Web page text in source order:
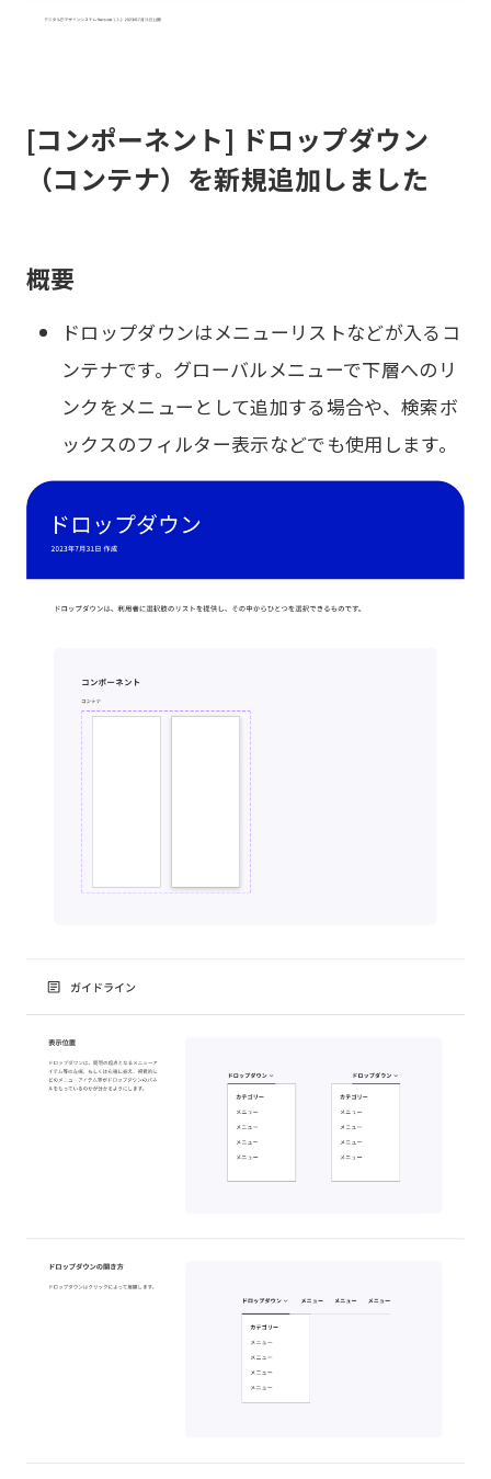
[コンポーネント] ドロップダウン
（コンテナ）を新規追加しました
概要
ドロップダウンはメニューリストなどが入るコ
ンテナです。グローバルメニューで下層へのリ
ンクをメニューとして追加する場合や、検索ボ
ックスのフィルター表示などでも使用します。